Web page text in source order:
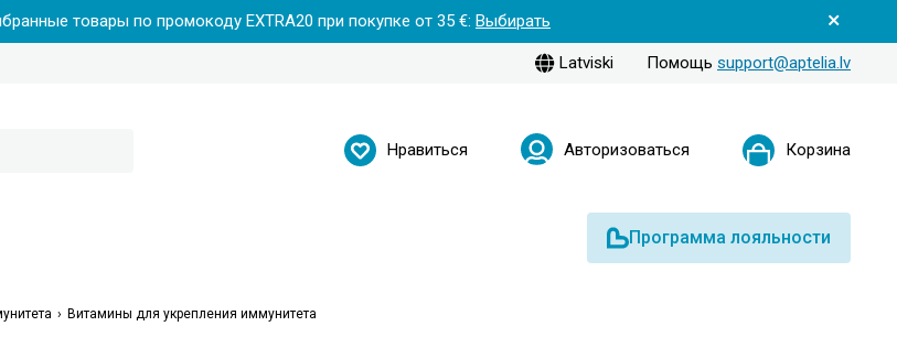
товары по промокоду EXTRA20 при покупке от 35 €: Выбирать
Latviski Помощь support@aptelia.lv
Нравиться Авторизоваться Корзина
Программа лояльности
Витамины для укрепления иммунитета